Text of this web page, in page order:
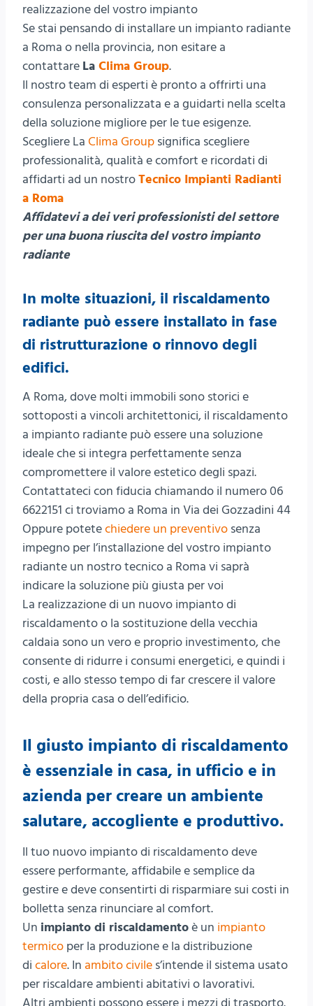
realizzazione del vostro impianto
Se stai pensando di installare un impianto radiante
a Roma o nella provincia, non esitare a
contattare La Clima Group.
Il nostro team di esperti è pronto a offrirti una
consulenza personalizzata e a guidarti nella scelta
della soluzione migliore per le tue esigenze.
Scegliere La Clima Group significa scegliere
professionalità, qualità e comfort e ricordati di
affidarti ad un nostroTecnico Impianti Radianti
a Roma
Affidatevi a dei veri professionisti del settore
per una buona riuscita del vostro impianto
radiante
In molte situazioni, il riscaldamento
radiante può essere installato in fase
di ristrutturazione o rinnovo degli
edifici.
A Roma, dove molti immobili sono storici e
sottoposti a vincoli architettonici, il riscaldamento
a impianto radiante può essere una soluzione
ideale che si integra perfettamente senza
compromettere il valore estetico degli spazi.
Contattateci con fiducia chiamando il numero 06
6622151 ci troviamo a Roma in Via dei Gozzadini 44
Oppure potetechiedere un preventivo senza
impegno per l’installazione del vostro impianto
radiante un nostro tecnico a Roma vi saprà
indicare la soluzione più giusta per voi
La realizzazione di un nuovo impianto di
riscaldamento o la sostituzione della vecchia
caldaia sono un vero e proprio investimento, che
consente di ridurre i consumi energetici, e quindi i
costi, e allo stesso tempo di far crescere il valore
della propria casa o dell’edificio.
Il giusto impianto di riscaldamento
è essenziale in casa, in ufficio e in
azienda per creare un ambiente
salutare, accogliente e produttivo.
Il tuo nuovo impianto di riscaldamento deve
essere performante, affidabile e semplice da
gestire e deve consentirti di risparmiare sui costi in
bolletta senza rinunciare al comfort.
Un impianto di riscaldamentoè un impianto
termico per la produzione e la distribuzione
di calore. In ambito civile s’intende il sistema usato
per riscaldare ambienti abitativi o lavorativi.